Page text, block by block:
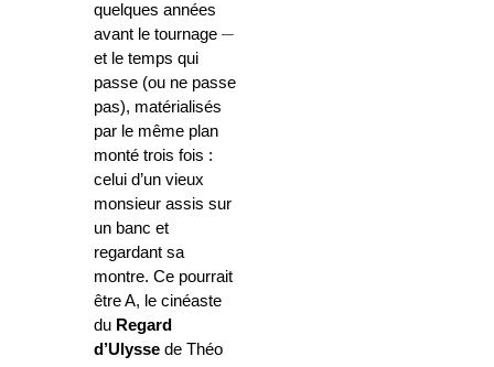
quelques années
avant le tournage ─
et le temps qui
passe (ou ne passe
pas), matérialisés
par le même plan
monté trois fois :
celui d’un vieux
monsieur assis sur
un banc et
regardant sa
montre. Ce pourrait
être A, le cinéaste
du Regard
d’Ulysse de Théo